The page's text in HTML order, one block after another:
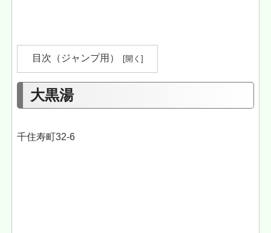
目次（ジャンプ用）
大黒湯
千住寿町32-6